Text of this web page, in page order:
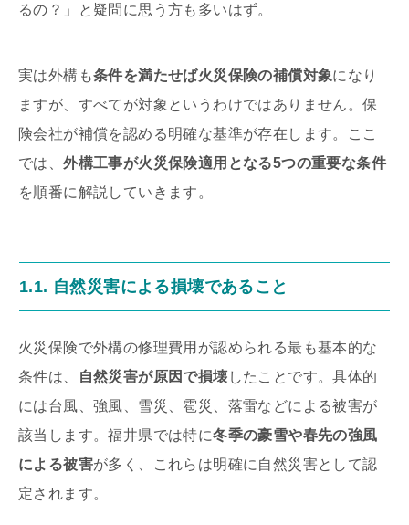
るの？」と疑問に思う方も多いはず。
実は外構も条件を満たせば火災保険の補償対象になり
ますが、すべてが対象というわけではありません。保
険会社が補償を認める明確な基準が存在します。ここ
では、外構工事が火災保険適用となる5つの重要な条件
を順番に解説していきます。
1.1. 自然災害による損壊であること
火災保険で外構の修理費用が認められる最も基本的な
条件は、
自然災害が原因で損壊 したことです。具体的
には台風、強風、雪災、雹災、落雷などによる被害が
該当します。福井県では特に冬季の豪雪や春先の強風
による被害が多く、これらは明確に自然災害として認
定されます。